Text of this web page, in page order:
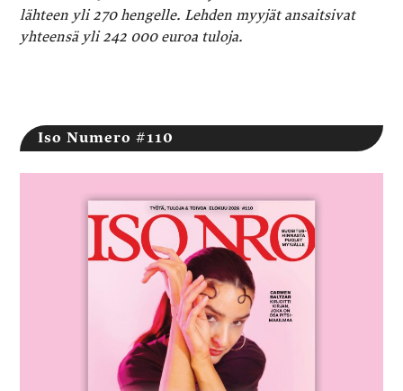
lähteen yli 270 hengelle. Lehden myyjät ansaitsivat
yhteensä yli 242 000 euroa tuloja.
Iso Numero #110